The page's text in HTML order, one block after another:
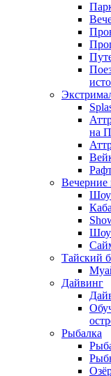
на
Вечерние
Шоу
Шоу
Тайский
Дайвинг
Рыбалка